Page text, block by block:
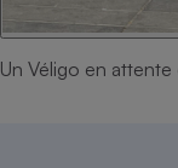
Un Véligo en